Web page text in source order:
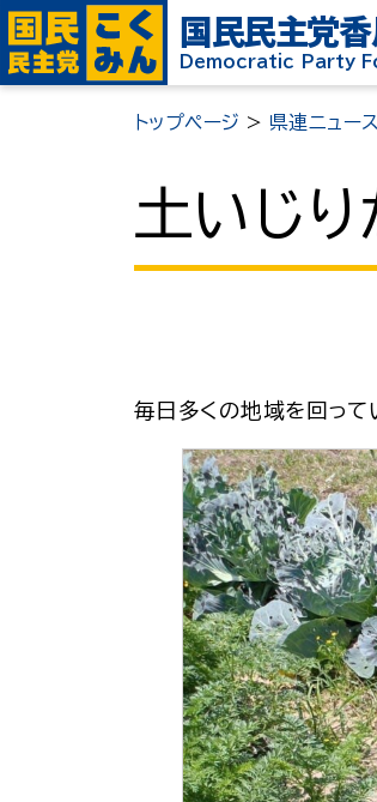
国民民主党
Democratic Party
トップページ > 県連ニュース
土いじ
毎日多くの地域を回って